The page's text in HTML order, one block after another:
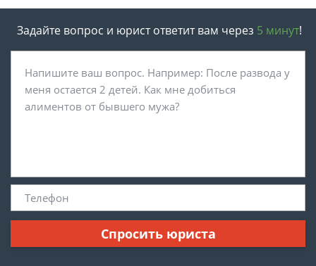
Задайте вопрос и юрист ответит вам через 5 минут!
Спросить юриста